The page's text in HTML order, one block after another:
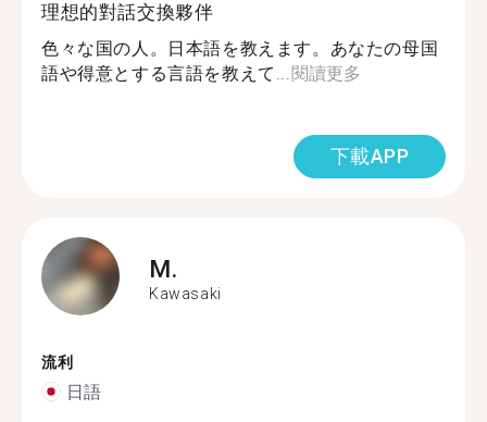
理想的對話交換夥伴
色々な国の人。日本語を教えます。あなたの母国
語や得意とする言語を教えて...閱讀更多
下載APP
M.
Kawasaki
流利
日語